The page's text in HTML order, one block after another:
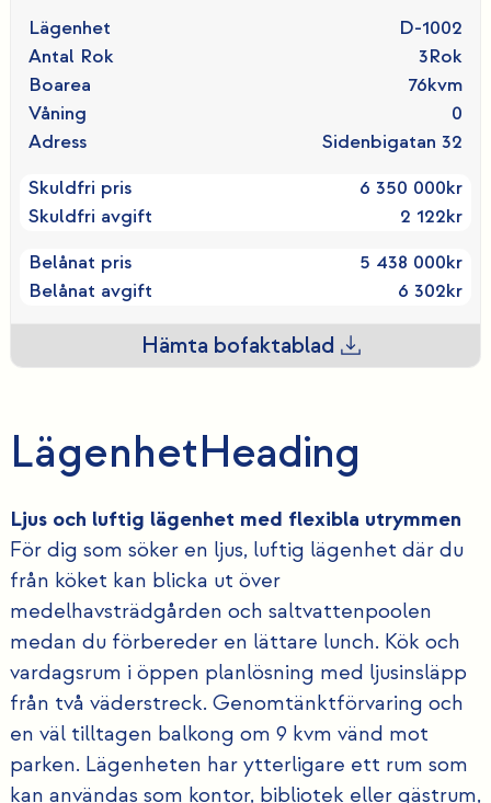
Lägenhet
D-1002
Antal Rok
3Rok
Boarea
76kvm
Våning
0
Adress
Sidenbigatan 32
Skuldfri pris
6 350 000kr
Skuldfri avgift
2 122kr
Belånat pris
5 438 000kr
Belånat avgift
6 302kr
Hämta bofaktablad
LägenhetHeading
Ljus och luftig lägenhet med flexibla utrymmen
För dig som söker en ljus, luftig lägenhet där du
från köket kan blicka ut över
medelhavsträdgården och saltvattenpoolen
medan du förbereder en lättare lunch. Kök och
vardagsrum i öppen planlösning med ljusinsläpp
från två väderstreck. Genomtänktförvaring och
en väl tilltagen balkong om 9 kvm vänd mot
parken. Lägenheten har ytterligare ett rum som
kan användas som kontor, bibliotek eller gästrum,